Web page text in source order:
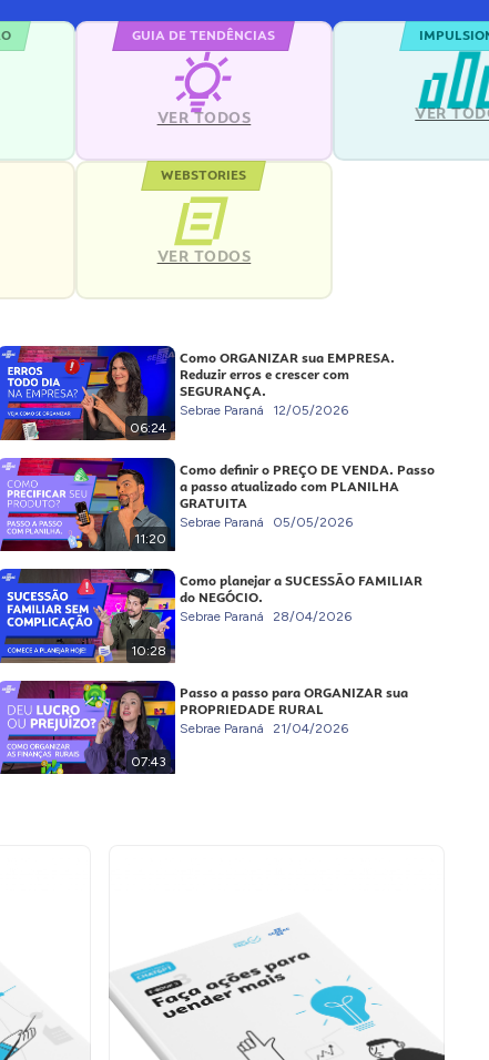
GUIA DE TENDÊNCIAS
VER TODOS VER
WEBSTORIES
VER TODOS
06:24
Como ORGANIZAR sua EMPRESA.
Reduzir erros e crescer com
SEGURANÇA.
Sebrae Paraná 12/05/2026
11:20
Como definir o PREÇO DE VENDA. Passo
a passo atualizado com PLANILHA
GRATUITA
Sebrae Paraná 05/05/2026
10:28
Como planejar a SUCESSÃO FAMILIAR
do NEGÓCIO.
Sebrae Paraná 28/04/2026
07:43
Passo a passo para ORGANIZAR sua
PROPRIEDADE RURAL
Sebrae Paraná 21/04/2026